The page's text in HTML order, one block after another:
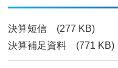
決算短信 (277 KB)
P
決算補足資料 (771 KB)